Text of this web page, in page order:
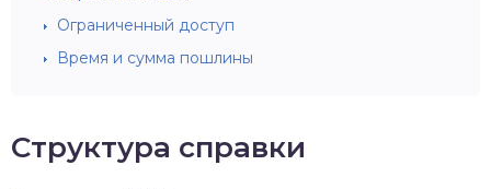
Ограниченный доступ
Время и сумма пошлины
Структура справки